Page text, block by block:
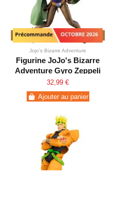
Précommande - Octobre 2026
Jojo's Bizarre Adventure
Figurine JoJo's Bizarre
Adventure Gyro Zeppeli
Steel Ball Run
32,99 €
Ajouter au panier